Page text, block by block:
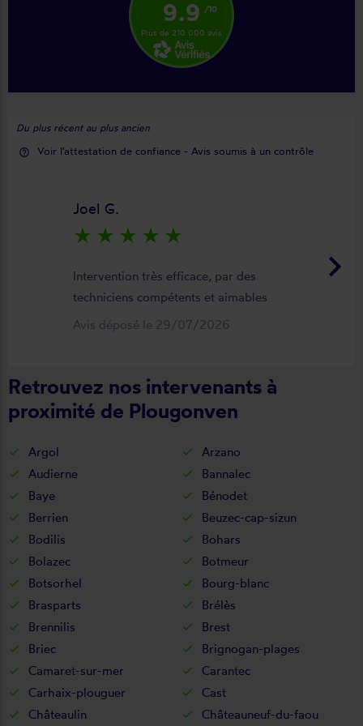
9.9 /10
Plus de 210 000 avis
Du plus récent au plus ancien
help_outline Voir l'attestation de confiance - Avis soumis à un contrôle
keyboard_arrow_right
Joel G.
star_rate star_rate star_rate star_rate star_rate
Intervention très efficace, par des
techniciens compétents et aimables
Avis déposé le 29/07/2026
Retrouvez nos intervenants à
proximité de Plougonven
Argol
Arzano
Audierne
Bannalec
Baye
Bénodet
Berrien
Beuzec-cap-sizun
Bodilis
Bohars
Bolazec
Botmeur
Botsorhel
Bourg-blanc
Brasparts
Brélès
Brennilis
Brest
Briec
Brignogan-plages
Camaret-sur-mer
Carantec
Carhaix-plouguer
Cast
Châteaulin
Châteauneuf-du-faou